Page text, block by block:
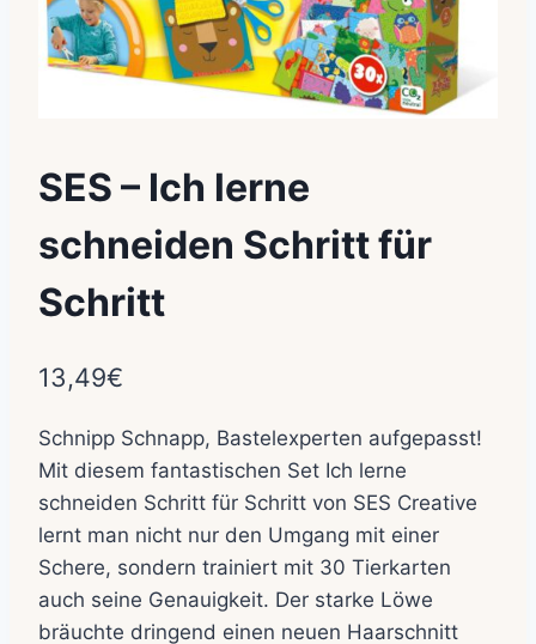
SES – Ich lerne
schneiden Schritt für
Schritt
13,49€
Schnipp Schnapp, Bastelexperten aufgepasst!
Mit diesem fantastischen Set Ich lerne
schneiden Schritt für Schritt von SES Creative
lernt man nicht nur den Umgang mit einer
Schere, sondern trainiert mit 30 Tierkarten
auch seine Genauigkeit. Der starke Löwe
bräuchte dringend einen neuen Haarschnitt